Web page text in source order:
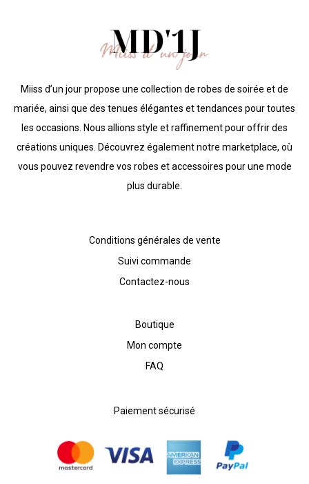
Miiss d’un jour propose une collection de robes de soirée et de
mariée, ainsi que des tenues élégantes et tendances pour toutes
les occasions. Nous allions style et raffinement pour offrir des
créations uniques. Découvrez également notre marketplace, où
vous pouvez revendre vos robes et accessoires pour une mode
plus durable.
Conditions générales de vente
Suivi commande
Contactez-nous
Boutique
Mon compte
FAQ
Paiement sécurisé